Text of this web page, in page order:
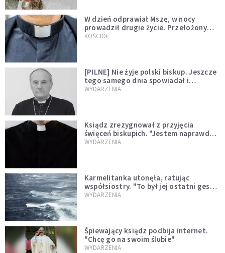
W dzień odprawiał Mszę, w nocy
prowadził drugie życie. Przełożony
kazał mu opuścić zakon
KOŚCIÓŁ
[PILNE] Nie żyje polski biskup. Jeszcze
tego samego dnia spowiadał i
sprawował Mszę świętą
WYDARZENIA
Ksiądz zrezygnował z przyjęcia
święceń biskupich. "Jestem naprawdę
niegodny"
WYDARZENIA
Karmelitanka utonęła, ratując
współsiostry. "To był jej ostatni gest
miłości"
WYDARZENIA
Śpiewający ksiądz podbija internet.
"Chcę go na swoim ślubie"
WYDARZENIA